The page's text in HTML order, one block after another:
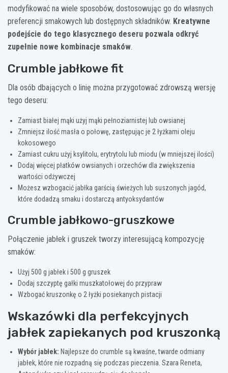
modyfikować na wiele sposobów, dostosowując go do własnych
preferencji smakowych lub dostępnych składników. Kreatywne
podejście do tego klasycznego deseru pozwala odkryć
zupełnie nowe kombinacje smaków.
Crumble jabłkowe fit
Dla osób dbających o linię można przygotować zdrowszą wersję
tego deseru:
Zamiast białej mąki użyj mąki pełnoziarnistej lub owsianej
Zmniejsz ilość masła o połowę, zastępując je 2 łyżkami oleju
kokosowego
Zamiast cukru użyj ksylitolu, erytrytolu lub miodu (w mniejszej ilości)
Dodaj więcej płatków owsianych i orzechów dla zwiększenia
wartości odżywczej
Możesz wzbogacić jabłka garścią świeżych lub suszonych jagód,
które dodadzą smaku i dostarczą antyoksydantów
Crumble jabłkowo-gruszkowe
Połączenie jabłek i gruszek tworzy interesującą kompozycję
smaków:
Użyj 500 g jabłek i 500 g gruszek
Dodaj szczyptę gałki muszkatołowej do przypraw
Wzbogać kruszonkę o 2 łyżki posiekanych pistacji
Wskazówki dla perfekcyjnych
jabłek zapiekanych pod kruszonką
Wybór jabłek: Najlepsze do crumble są kwaśne, twarde odmiany
jabłek, które nie rozpadną się podczas pieczenia. Szara Reneta,